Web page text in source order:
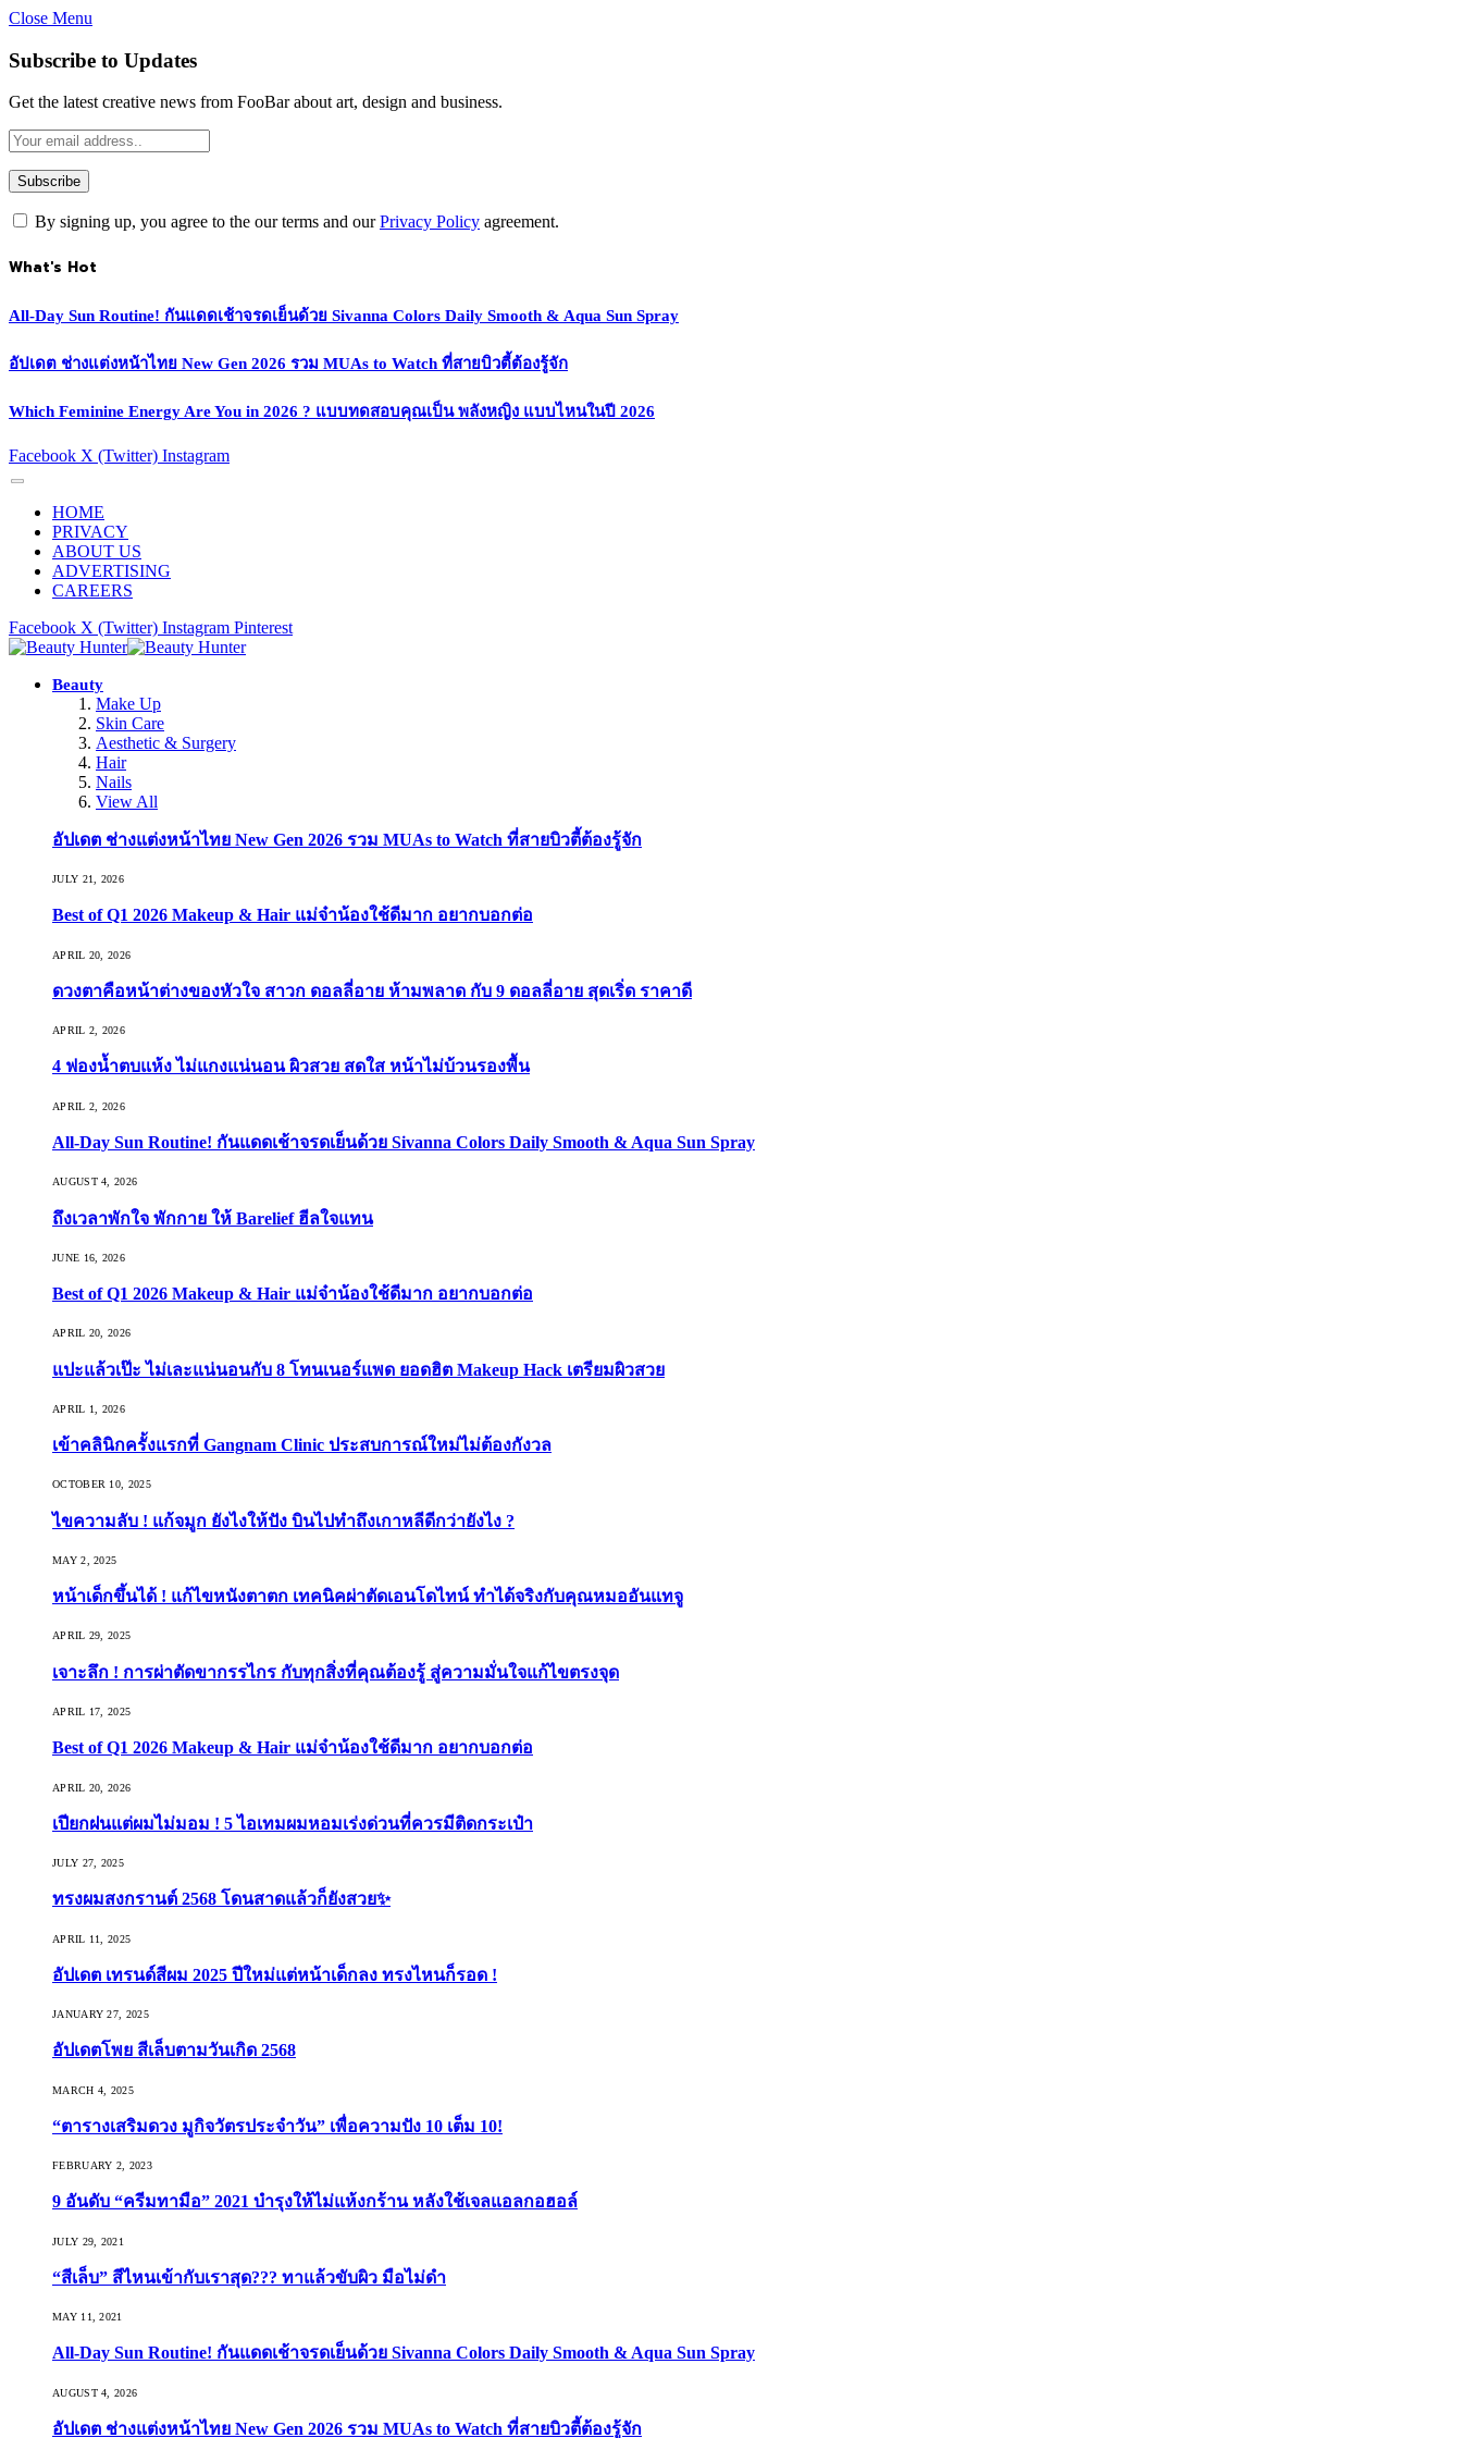
Close Menu
Subscribe to Updates
Get the latest creative news from FooBar about art, design and business.
By signing up, you agree to the our terms and ourPrivacy Policy agreement.
What's Hot
All-Day Sun Routine! กันแดดเช้าจรดเย็นด้วย Sivanna Colors Daily Smooth & Aqua Sun Spray
อัปเดต ช่างแต่งหน้าไทย New Gen 2026 รวม MUAs to Watch ที่สายบิวตี้ต้องรู้จัก
Which Feminine Energy Are You in 2026 ? แบบทดสอบคุณเป็น พลังหญิง แบบไหนในปี 2026
Facebook X (Twitter) Instagram
HOME
PRIVACY
ABOUT US
ADVERTISING
CAREERS
Facebook X (Twitter) Instagram Pinterest
Beauty
Make Up
Skin Care
Aesthetic & Surgery
Hair
Nails
View All
อัปเดต ช่างแต่งหน้าไทย New Gen 2026 รวม MUAs to Watch ที่สายบิวตี้ต้องรู้จัก
JULY 21, 2026
Best of Q1 2026 Makeup & Hair แม่จ๋าน้องใช้ดีมาก อยากบอกต่อ
APRIL 20, 2026
ดวงตาคือหน้าต่างของหัวใจ สาวก ดอลลี่อาย ห้ามพลาด กับ 9 ดอลลี่อาย สุดเริ่ด ราคาดี
APRIL 2, 2026
4 ฟองน้ำตบแห้ง ไม่แกงแน่นอน ผิวสวย สดใส หน้าไม่บ้วนรองพื้น
APRIL 2, 2026
All-Day Sun Routine! กันแดดเช้าจรดเย็นด้วย Sivanna Colors Daily Smooth & Aqua Sun Spray
AUGUST 4, 2026
ถึงเวลาพักใจ พักกาย ให้ Barelief ฮีลใจแทน
JUNE 16, 2026
Best of Q1 2026 Makeup & Hair แม่จ๋าน้องใช้ดีมาก อยากบอกต่อ
APRIL 20, 2026
แปะแล้วเป๊ะ ไม่เละแน่นอนกับ 8 โทนเนอร์แพด ยอดฮิต Makeup Hack เตรียมผิวสวย
APRIL 1, 2026
เข้าคลินิกครั้งแรกที่ Gangnam Clinic ประสบการณ์ใหม่ไม่ต้องกังวล
OCTOBER 10, 2025
ไขความลับ ! แก้จมูก ยังไงให้ปัง บินไปทำถึงเกาหลีดีกว่ายังไง ?
MAY 2, 2025
หน้าเด็กขึ้นได้ ! แก้ไขหนังตาตก เทคนิคผ่าตัดเอนโดไทน์ ทำได้จริงกับคุณหมออันแทจู
APRIL 29, 2025
เจาะลึก ! การผ่าตัดขากรรไกร กับทุกสิ่งที่คุณต้องรู้ สู่ความมั่นใจแก้ไขตรงจุด
APRIL 17, 2025
Best of Q1 2026 Makeup & Hair แม่จ๋าน้องใช้ดีมาก อยากบอกต่อ
APRIL 20, 2026
เปียกฝนแต่ผมไม่มอม ! 5 ไอเทมผมหอมเร่งด่วนที่ควรมีติดกระเป๋า
JULY 27, 2025
ทรงผมสงกรานต์ 2568 โดนสาดแล้วก็ยังสวย✨
APRIL 11, 2025
อัปเดต เทรนด์สีผม 2025 ปีใหม่แต่หน้าเด็กลง ทรงไหนก็รอด !
JANUARY 27, 2025
อัปเดตโพย สีเล็บตามวันเกิด 2568
MARCH 4, 2025
“ตารางเสริมดวง มูกิจวัตรประจำวัน” เพื่อความปัง 10 เต็ม 10!
FEBRUARY 2, 2023
9 อันดับ “ครีมทามือ” 2021 บำรุงให้ไม่แห้งกร้าน หลังใช้เจลแอลกอฮอล์
JULY 29, 2021
“สีเล็บ” สีไหนเข้ากับเราสุด??? ทาแล้วขับผิว มือไม่ดำ
MAY 11, 2021
All-Day Sun Routine! กันแดดเช้าจรดเย็นด้วย Sivanna Colors Daily Smooth & Aqua Sun Spray
AUGUST 4, 2026
อัปเดต ช่างแต่งหน้าไทย New Gen 2026 รวม MUAs to Watch ที่สายบิวตี้ต้องรู้จัก